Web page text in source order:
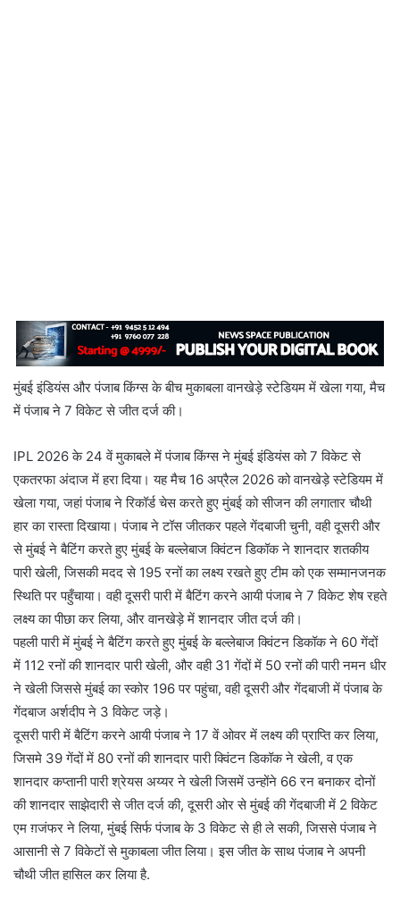
मुंबई इंडियंस और पंजाब किंग्स के बीच मुकाबला वानखेड़े स्टेडियम में खेला गया, मैच
में पंजाब ने 7 विकेट से जीत दर्ज की।
IPL 2026 के 24 वें मुकाबले में पंजाब किंग्स ने मुंबई इंडियंस को 7 विकेट से
एकतरफा अंदाज में हरा दिया। यह मैच 16 अप्रैल 2026 को वानखेड़े स्टेडियम में
खेला गया, जहां पंजाब ने रिकॉर्ड चेस करते हुए मुंबई को सीजन की लगातार चौथी
हार का रास्ता दिखाया। पंजाब ने टॉस जीतकर पहले गेंदबाजी चुनी, वही दूसरी और
से मुंबई ने बैटिंग करते हुए मुंबई के बल्लेबाज क्विंटन डिकॉक ने शानदार शतकीय
पारी खेली, जिसकी मदद से 195 रनों का लक्ष्य रखते हुए टीम को एक सम्मानजनक
स्थिति पर पहुँचाया। वही दूसरी पारी में बैटिंग करने आयी पंजाब ने 7 विकेट शेष रहते
लक्ष्य का पीछा कर लिया, और वानखेड़े में शानदार जीत दर्ज की।
पहली पारी में मुंबई ने बैटिंग करते हुए मुंबई के बल्लेबाज क्विंटन डिकॉक ने 60 गेंदों
में 112 रनों की शानदार पारी खेली, और वही 31 गेंदों में 50 रनों की पारी नमन धीर
ने खेली जिससे मुंबई का स्कोर 196 पर पहुंचा, वही दूसरी और गेंदबाजी में पंजाब के
गेंदबाज अर्शदीप ने 3 विकेट जड़े।
दूसरी पारी में बैटिंग करने आयी पंजाब ने 17 वें ओवर में लक्ष्य की प्राप्ति कर लिया,
जिसमे 39 गेंदों में 80 रनों की शानदार पारी क्विंटन डिकॉक ने खेली, व एक
शानदार कप्तानी पारी श्रेयस अय्यर ने खेली जिसमें उन्होंने 66 रन बनाकर दोनों
की शानदार साझेदारी से जीत दर्ज की, दूसरी ओर से मुंबई की गेंदबाजी में 2 विकेट
एम ग़जंफर ने लिया, मुंबई सिर्फ पंजाब के 3 विकेट से ही ले सकी, जिससे पंजाब ने
आसानी से 7 विकेटों से मुकाबला जीत लिया। इस जीत के साथ पंजाब ने अपनी
चौथी जीत हासिल कर लिया है.